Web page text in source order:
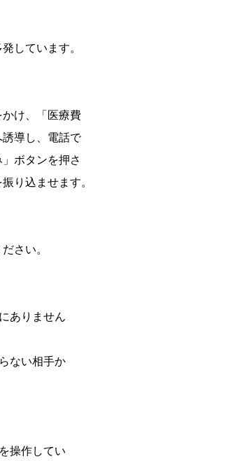
しています。
け、「医療費
導し、電話で
ボタンを押さ
込ませます。
さい。
ありません
ない相手か
操作してい